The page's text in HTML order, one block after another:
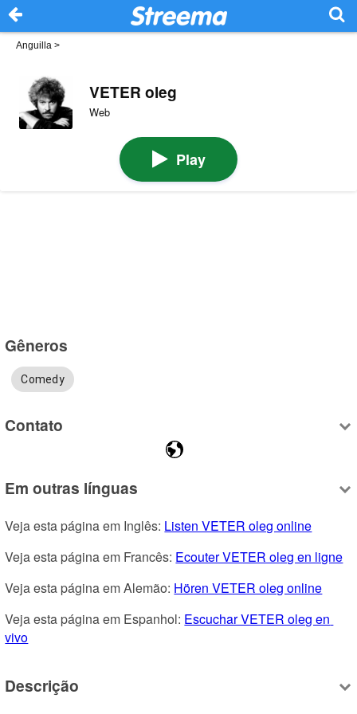
Anguilla >
VETER oleg
Web
Play
Gêneros
Comedy
Contato
Em outras línguas
Veja esta página em Inglês: Listen VETER oleg online
Veja esta página em Francês: Ecouter VETER oleg en ligne
Veja esta página em Alemão: Hören VETER oleg online
Veja esta página em Espanhol: Escuchar VETER oleg en
vivo
Descrição